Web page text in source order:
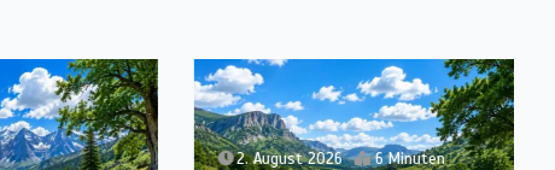
2. August 2026 6 Minuten